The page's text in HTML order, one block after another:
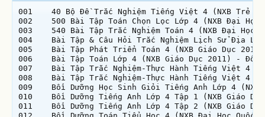
001    40 Bộ Đề Trắc Nghiệm Tiếng Việt 4 (NXB Trẻ 2008) - Phạm Thành Công, 102 Trang.pdf    1.80 MB
002    500 Bài Tập Toán Chọn Lọc Lớp 4 (NXB Đại Học Quốc Gia 2007) - Đậu Thế Cấp, 176 Trang.pdf    63.29 MB
003    540 Bài Tập Trắc Nghiệm Toán 4 (NXB Đại Học Quốc Gia 2008) - Lê Mậu Thống, 105 Trang.pdf    43.41 MB
004    Bài Tập & Câu Hỏi Trắc Nghiệm Lịch Sử Địa Lý 4 (NXB Đại Học Quốc Gia 2009) - Đoàn Công Tương, 122 Trang.pdf    40.57 MB
005    Bài Tập Phát Triển Toán 4 (NXB Giáo Dục 2012) - Nguyễn Áng, 212 Trang.pdf    31.22 MB
006    Bài Tập Toán Lớp 4 (NXB Giáo Dục 2011) - Đỗ Đình Hoan, 138 Trang.pdf    2.91 MB
007    Bài Tập Trắc Nghiệm-Thực Hành Tiếng Việt 4 Tập 1 (NXB Đại Học Quốc Gia 2007) - Phạm Thu Hà, 83 Trang.pdf    36.12 MB
008    Bài Tập Trắc Nghiệm-Thực Hành Tiếng Việt 4 Tập 2 (NXB Đại Học Quốc Gia 2007) - Phạm Thu Hà, 74 Trang.pdf    30.00 MB
009    Bồi Dưỡng Học Sinh Giỏi Tiếng Anh Lớp 4 (NXB Dân Trí 2018) - Đại Lợi, 130 Trang.pdf    30.41 MB
010    Bồi Dưỡng Tiếng Anh Lớp 4 Tập 1 (NXB Giáo Dục 2013) - Phan Hà, 100 Trang.pdf    15.51 MB
011    Bồi Dưỡng Tiếng Anh Lớp 4 Tập 2 (NXB Giáo Dục 2013) - Phan Hà, 112 Trang.pdf    18.40 MB
012    Bồi Dưỡng Toán Tiểu Học 4 (NXB Đại Học Quốc Gia 2001) - Lê Hải Châu, 188 Trang.pdf    53.09 MB
013    Bồi Dưỡng Văn-Tiếng Việt 4 Tập 2 (NXB Tổng Hợp 2014) - Nguyễn Thị Kim Dung, 191 Trang.pdf    57.58 MB
014    Chuyên Đề Bồi Dưỡng Học Sinh Giỏi Toán 4 (NXB Đồng Nai 2012) - Võ Thị Hoài Tâm, 174 Trang.pdf    29.51 MB
015    Em Học Giải Toán Bằng Tiếng Anh Quyển 4 (NXB Giáo Dục 2012) - Trương Công Thành, 192 Trang.pdf    29.69 MB
016    Em Học Giỏi Tiếng Anh Lớp 4 Tập 1 (NXB Đại Học Quốc Gia 2015) - Đại Lợi, 112 Trang.pdf    36.40 MB
017    Em Học Giỏi Tiếng Anh Lớp 4 Tập 2 (NXB Đại Học Quốc Gia 2015) - Đại Lợi, 140 Trang.pdf    50.28 MB
018    Giáo Dục Sức Khỏe 4 (NXB Giáo Dục 1995) - Trần Văn Dần, 26 Trang.pdf    8.45 MB
019    Giúp Em Viết Đúng Chính Tả Lớp 4 (NXB Giáo Dục 2010) - Xuân Thị Nguyệt Hà, 92 Trang.pdf    10.95 MB
020    Giải Bài Tập Tiếng Việt 4 Tập 1 (NXB Tổng Hợp 2008) - Nguyễn Thị Phương Trinh, 194 Trang.pdf    49.77 MB
021    Giải Bài Tập Tiếng Việt 4 Tập 2 (NXB Tổng Hợp 2008) - Nguyễn Thị Phương Trinh, 189 Trang.pdf    52.79 MB
022    Giải Bài Tập Toán 4 Tập 1 (NXB Tổng Hợp 2006) - Phạm Đình Thực, 137 Trang.pdf    37.59 MB
023    Giải Bài Tập Toán 4 Tập 2 (NXB Tổng Hợp 2011) - Phạm Đình Thực, 152 Trang.pdf    43.82 MB
024    Giải Vở Bài Tập Tiếng Việt 4 Tập 1 (NXB Đà Nẵng 2007) - Phan Quang Thiện, 222 Trang.pdf    47.80 MB
025    Giải Vở Bài Tập Tiếng Việt 4 Tập 2 (NXB Đại Học Quốc Gia 2012) - Nguyễn Hải Mi, 117 Trang.pdf    32.62 MB
026    Giải Vở Bài Tập Toán 4 Tập 1 (NXB Đại Học Quốc Gia 2015) - Trần Hải Yến, 93 Trang.pdf    35.34 MB
027    Giải Vở Bài Tập Toán 4 Tập 2 (NXB Đại Học Quốc Gia 2012) - Trần Hải Yến, 103 Trang.pdf    22.04 MB
028    Giải Đáp Khoa Học Lớp 4 (NXB Đại Học Quốc Gia 2009) - Đỗ Như Thiên, 57 Trang.pdf    12.22 MB
029    Hát Nhạc 4 (NXB Giáo Dục 1995) - Phan Trần Bảng, 60 Trang.pdf    9.56 MB
030    Hướng Dẫn Giải Bài Tập Tiếng Việt Lớp 4 Tập 1 (NXB Đại Học Quốc Gia 2009) - Vũ Khắc Tuân, 131 Trang.pdf    68.40 MB
031    Hướng Dẫn Thiết Kế Bài Giảng Tiếng Anh 4 Tập 1 (NXB Giáo Dục 2016) - Phan Hà, 122 Trang.pdf    18.33 MB
032    Hướng Dẫn Thiết Kế Bài Giảng Tiếng Anh 4 Tập 2 (NXB Giáo Dục 2016) - Phan Hà, 144 Trang.pdf    14.06 MB
033    Hướng Dẫn Thực Hiện Chuẩn Kiến Thức, Kĩ Năng Các Môn Học Ở Tiểu Học Lớp 4 (NXB Giáo Dục 2009) - Nhiều Tác Giả, 163 Trang.pdf    8.75 MB
034    Học Và Thực Hành Tiếng Anh Tiểu Học 4 (NXB Đại Học Quốc Gia 2006) - Nguyễn Hữu Dự, 126 Trang.pdf    34.42 MB
035    Hỏi Đáp Và Cách Làm Một Số Thí Nghiệm Khoa Học 4 (NXB Đại Học Quốc Gia 2008) - Phạm Đình Cương, 122 Trang.pdf    76.30 MB
036    Khoa Học 4 (NXB Giáo Dục 2014) - Bùi Phương Nga, 143 Trang.pdf    5.92 MB
037    Khoa Học 4 (NXB Giáo Dục 2016) - Bùi Phương Nga, 141 Trang.pdf    28.62 MB
038    Khoa Học Thường Thức 4 (NXB Giáo Dục 1995) - Nguyễn Thị Thứ, 35 Trang.pdf    14.10 MB
039    Kiểm Tra Đánh Giá Thường Xuyên Và Định Kì Môn Tiếng Anh 4 (NXB Giáo Dục 2013) - Phan Hà, 137 Trang.pdf    25.44 MB
040    Kể Chuyện 4 (NXB Giáo Dục 1989) - Hoàng Nguyên Cát, 220 Trang.pdf    55.11 MB
041    Kỹ Thuật 4 (NXB Giáo Dục 2014) - Đoàn Chi, 66 Trang.pdf    2.37 MB
042    Lao Động-Kĩ Thuật 4 (NXB Giáo Dục 1995) - Nguyễn Thị Thu Cúc, 86 Trang.pdf    12.71 MB
043    Luyện Chữ Đẹp Yêu Thơ Văn Lớp 4 Tập 1 (NXB Trẻ 2014) - Nguyễn Thị Ly Kha, 36 Trang.pdf    6.35 MB
044    Luyện Chữ Đẹp Yêu Thơ Văn Lớp 4 Tập 2 (NXB Trẻ 2014) - Nguyễn Thị Ly Kha, 36 Trang.pdf    6.88 MB
045    Luyện Giải Toán 4 (NXB Giáo Dục 2013) - Đỗ Đình Hoan, 140 Trang.pdf    19.48 MB
046    Luyện Kĩ Năng Tập Làm Văn Lớp 4 Tập 1 (NXB Giáo Dục 2012) - Trần Mạnh Hưởng, 108 Trang.pdf    23.79 MB
047    Luyện Kĩ Năng Tập Làm Văn Lớp 4 Tập 2 (NXB Giáo Dục 2012) - Trần Mạnh Hưởng, 96 Trang.pdf    17.19 MB
048    Luyện Tập Làm Văn 4 (NXB Đại Học Quốc Gia 2007) - Nguyễn Thị Duyên Sanh, 176 Trang.pdf    77.72 MB
049    Lịch Sử Và Địa Lý 4 (NXB Giáo Dục 2014) - Nguyễn Anh Dũng, 162 Trang.pdf